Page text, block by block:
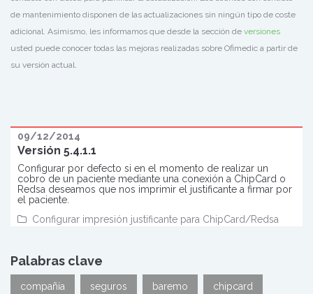
de mantenimiento disponen de las actualizaciones sin ningún tipo de coste
adicional. Asimismo, les informamos que desde la sección de versiones
usted puede conocer todas las mejoras realizadas sobre Ofimedic a partir de
su versión actual.
09/12/2014
Versión 5.4.1.1
Configurar por defecto si en el momento de realizar un
cobro de un paciente mediante una conexión a ChipCard o
Redsa deseamos que nos imprimir el justificante a firmar por
el paciente.
Configurar impresión justificante para ChipCard/Redsa
Palabras clave
compañía seguros baremo chipcard